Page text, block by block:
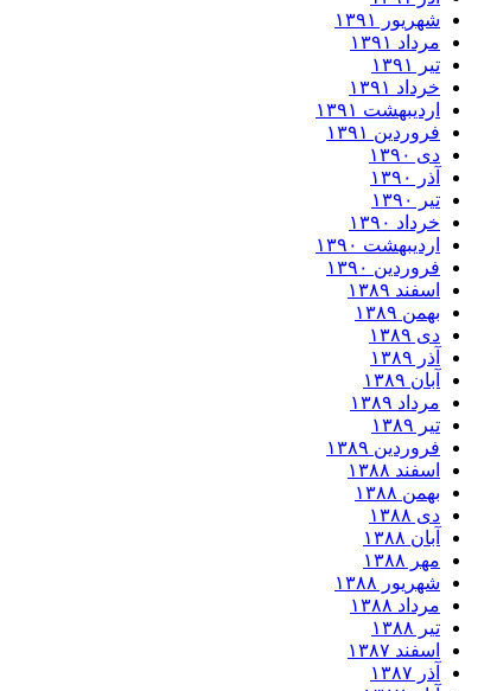
شهریور ۱۳۹۱
مرداد ۱۳۹۱
تیر ۱۳۹۱
خرداد ۱۳۹۱
اردیبهشت ۱۳۹۱
فروردین ۱۳۹۱
دی ۱۳۹۰
آذر ۱۳۹۰
تیر ۱۳۹۰
خرداد ۱۳۹۰
اردیبهشت ۱۳۹۰
فروردین ۱۳۹۰
اسفند ۱۳۸۹
بهمن ۱۳۸۹
دی ۱۳۸۹
آذر ۱۳۸۹
آبان ۱۳۸۹
مرداد ۱۳۸۹
تیر ۱۳۸۹
فروردین ۱۳۸۹
اسفند ۱۳۸۸
بهمن ۱۳۸۸
دی ۱۳۸۸
آبان ۱۳۸۸
مهر ۱۳۸۸
شهریور ۱۳۸۸
مرداد ۱۳۸۸
تیر ۱۳۸۸
اسفند ۱۳۸۷
آذر ۱۳۸۷